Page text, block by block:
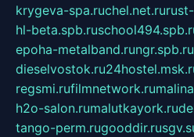
krygeva-spa.ruchel.net.ru
hl-beta.spb.ru
epoha-metalband.rungr.spb.ru
dieselvostok.ru
regsmi.rufilmnetwork.ru
h2o-salon.rumalutkayork.ru
tango-perm.rugooddir.ru